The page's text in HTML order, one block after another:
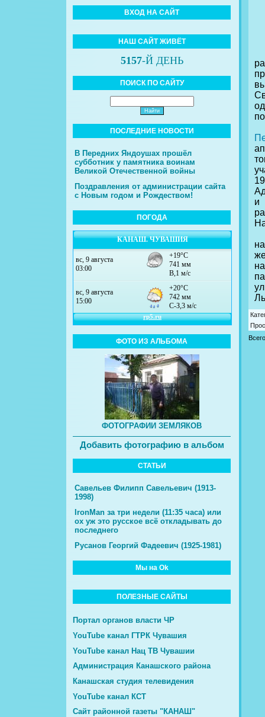
ВХОД НА САЙТ
НАШ САЙТ ЖИВЁТ
5157-Й ДЕНЬ
ПОИСК ПО САЙТУ
ПОСЛЕДНИЕ НОВОСТИ
В Передних Яндоушах прошёл
субботник у памятника воинам
Великой Отечественной войны
Поздравления от администрации сайта
с Новым годом и Рождеством!
ПОГОДА
КАНАШ. ЧУВАШИЯ
ФОТО ИЗ АЛЬБОМА
ФОТОГРАФИИ ЗЕМЛЯКОВ
Добавить фотографию в альбом
СТАТЬИ
Савельев Филипп Савельевич (1913-
1998)
IronMan за три недели (11:35 часа) или
ох уж это русское всё откладывать до
последнего
Русанов Георгий Фадеевич (1925-1981)
Мы на Ok
ПОЛЕЗНЫЕ САЙТЫ
Портал органов власти ЧР
YouTube канал ГТРК Чувашия
YouTube канал Нац ТВ Чувашии
Администрация Канашского района
Канашская студия телевидения
YouTube канал КСТ
Сайт районной газеты "КАНАШ"
и